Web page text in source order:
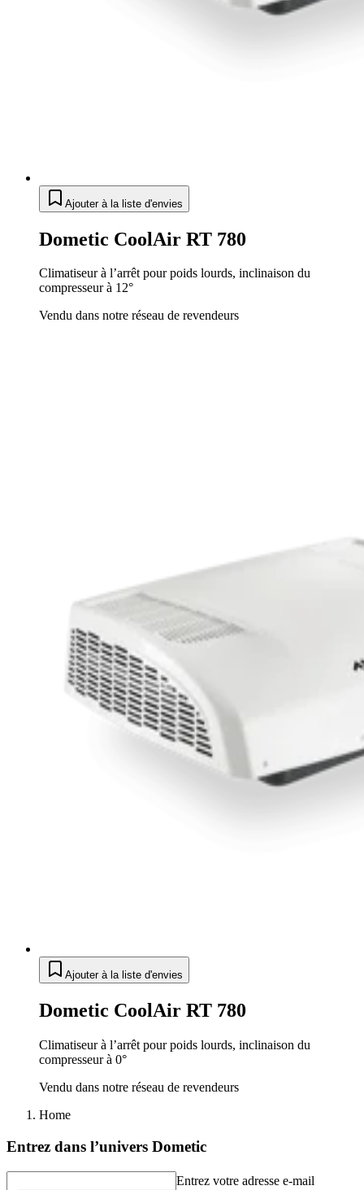
Ajouter à la liste d'envies
Dometic CoolAir RT 780
Climatiseur à l’arrêt pour poids lourds, inclinaison du
compresseur à 12°
Vendu dans notre réseau de revendeurs
Ajouter à la liste d'envies
Dometic CoolAir RT 780
Climatiseur à l’arrêt pour poids lourds, inclinaison du
compresseur à 0°
Vendu dans notre réseau de revendeurs
Home
Entrez dans l’univers Dometic
Entrez votre adresse e-mail